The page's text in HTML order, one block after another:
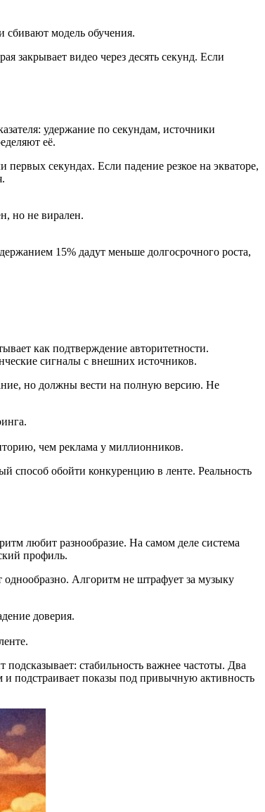
сбивают модель обучения.
закрывает видео через десять секунд. Если
удержание по секундам, источники
её.
первых секундах. Если падение резкое на экваторе,
но не вирален.
15% дадут меньше долгосрочного роста,
как подтверждение авторитетности.
сигналы с внешних источников.
но должны вести на полную версию. Не
чем реклама у миллионников.
способ обойти конкуренцию в ленте. Реальность
любит разнообразие. На самом деле система
профиль.
Алгоритм не штрафует за музыку
доверия.
стабильность важнее частоты. Два
подстраивает показы под привычную активность